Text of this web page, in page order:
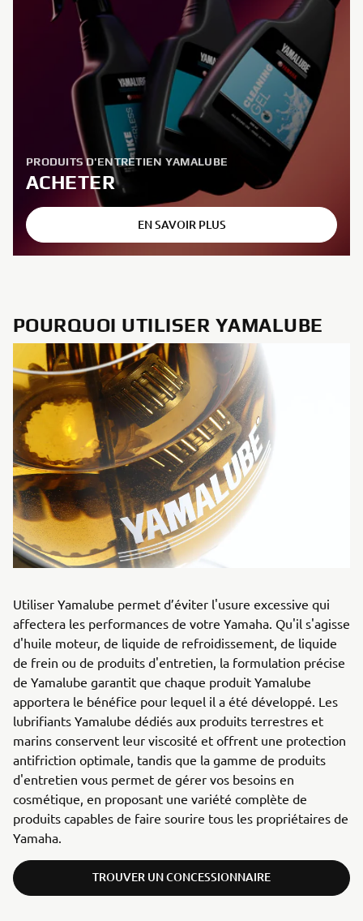
PRODUITS D'ENTRETIEN YAMALUBE
ACHETER
EN SAVOIR PLUS
POURQUOI UTILISER YAMALUBE
Utiliser Yamalube permet d’éviter l'usure excessive qui
affectera les performances de votre Yamaha. Qu'il s'agisse
d'huile moteur, de liquide de refroidissement, de liquide
de frein ou de produits d'entretien, la formulation précise
de Yamalube garantit que chaque produit Yamalube
apportera le bénéfice pour lequel il a été développé. Les
lubrifiants Yamalube dédiés aux produits terrestres et
marins conservent leur viscosité et offrent une protection
antifriction optimale, tandis que la gamme de produits
d'entretien vous permet de gérer vos besoins en
cosmétique, en proposant une variété complète de
produits capables de faire sourire tous les propriétaires de
Yamaha.
TROUVER UN CONCESSIONNAIRE